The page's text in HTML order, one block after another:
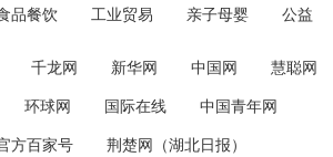
品餐饮 工业贸易 亲子母婴 公益
千龙网 新华网 中国网 慧聪网
环球网 国际在线 中国青年网
方百家号 荆楚网（湖北日报）